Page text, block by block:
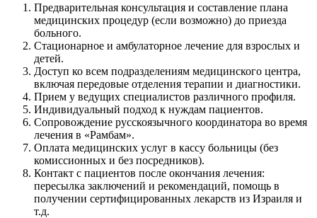
Предварительная консультация и составление плана
медицинских процедур (если возможно) до приезда
больного.
Стационарное и амбулаторное лечение для взрослых и
детей.
Доступ ко всем подразделениям медицинского центра,
включая передовые отделения терапии и диагностики.
Прием у ведущих специалистов различного профиля.
Индивидуальный подход к нуждам пациентов.
Сопровождение русскоязычного координатора во время
лечения в «Рамбам».
Оплата медицинских услуг в кассу больницы (без
комиссионных и без посредников).
Контакт с пациентов после окончания лечения:
пересылка заключений и рекомендаций, помощь в
получении сертифицированных лекарств из Израиля и
т.д.